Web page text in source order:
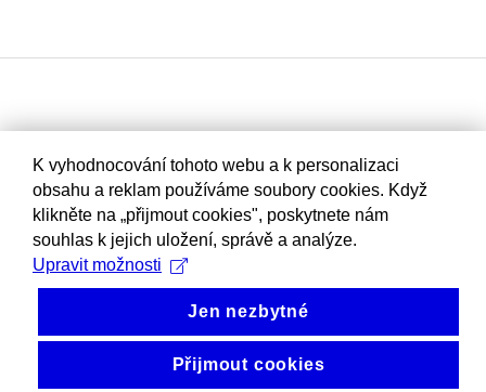
K vyhodnocování tohoto webu a k personalizaci
obsahu a reklam používáme soubory cookies. Když
klikněte na „přijmout cookies", poskytnete nám
souhlas k jejich uložení, správě a analýze.
Upravit možnosti
Jen nezbytné
Přijmout cookies